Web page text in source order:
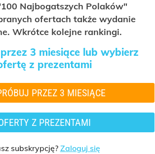
Najbogatszych Polaków"
ofertach także wydanie
Wkrótce kolejne rankingi.
3 miesiące lub wybierz
z prezentami
PRZEZ 3 MIESIĄCE
Z PREZENTAMI
subskrypcję? Zaloguj się